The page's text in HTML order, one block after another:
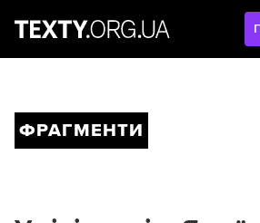
ФРАГМЕНТИ